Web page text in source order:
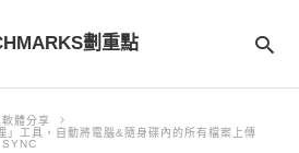
劃重點
體分享
工具，自動將電腦&隨身碟內的所有檔案上傳